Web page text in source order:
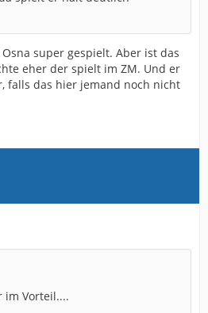
super gespielt. Aber ist das
eher der spielt im ZM. Und er
falls das hier jemand noch nicht
im Vorteil....